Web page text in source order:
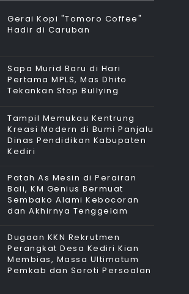
Gerai Kopi "Tomoro Coffee"
Hadir di Caruban
Sapa Murid Baru di Hari
Pertama MPLS, Mas Dhito
Tekankan Stop Bullying
Tampil Memukau Kentrung
Kreasi Modern di Bumi Panjalu
Dinas Pendidikan Kabupaten
Kediri
Patah As Mesin di Perairan
Bali, KM Genius Bermuat
Sembako Alami Kebocoran
dan Akhirnya Tenggelam
Dugaan KKN Rekrutmen
Perangkat Desa Kediri Kian
Membias, Massa Ultimatum
Pemkab dan Soroti Persoalan